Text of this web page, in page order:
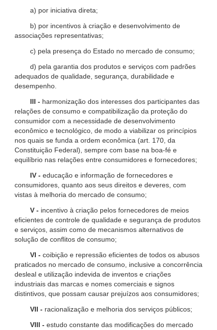
a) por iniciativa direta;
b) por incentivos à criação e desenvolvimento de
associações representativas;
c) pela presença do Estado no mercado de consumo;
d) pela garantia dos produtos e serviços com padrões
adequados de qualidade, segurança, durabilidade e
desempenho.
III - harmonização dos interesses dos participantes das
relações de consumo e compatibilização da proteção do
consumidor com a necessidade de desenvolvimento
econômico e tecnológico, de modo a viabilizar os princípios
nos quais se funda a ordem econômica (art. 170, da
Constituição Federal), sempre com base na boa-fé e
equilíbrio nas relações entre consumidores e fornecedores;
IV - educação e informação de fornecedores e
consumidores, quanto aos seus direitos e deveres, com
vistas à melhoria do mercado de consumo;
V - incentivo à criação pelos fornecedores de meios
eficientes de controle de qualidade e segurança de produtos
e serviços, assim como de mecanismos alternativos de
solução de conflitos de consumo;
VI - coibição e repressão eficientes de todos os abusos
praticados no mercado de consumo, inclusive a concorrência
desleal e utilização indevida de inventos e criações
industriais das marcas e nomes comerciais e signos
distintivos, que possam causar prejuízos aos consumidores;
VII - racionalização e melhoria dos serviços públicos;
VIII - estudo constante das modificações do mercado